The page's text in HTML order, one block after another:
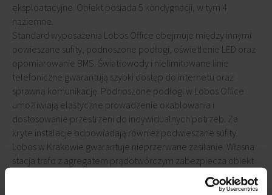
eksploatacyjne. Obiekt posiada 5 kondygnacji, w tym 4
naziemne.
Standard wyposażenia Lobos Office obejmuje między innymi
powieszane sufity, podnoszone podłogi, oświetlenie LED oraz
opomiarowanie BMS. Światłowody i nielimitowane linie
telefoniczne gwarantują szybki dostęp do internetu oraz
sprawną komunikację. Podnoszone podłogi w Lobos Office
umożliwiają elastyczne prowadzenie okablowania i
dostosowanie przestrzeni do indywidualnych potrzeb. Za
kryte instalacje odpowiadają również podwieszane sufity.
Lobos w Krakowie gwarantuje nieprzerwane zasilanie. Własna
stacja trafo z agregatem prądotwórczym zabezpiecza obiekt
przed przerwami w dostawie prądu. Do dyspozycji najemców
Lobos Office pozostaje również recepcja z obsługą, biuro